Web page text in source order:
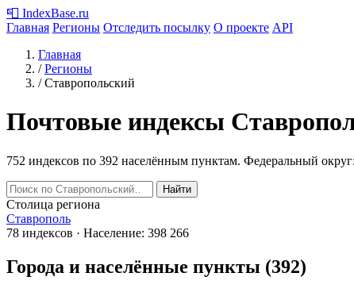
📮 IndexBase.ru
Главная Регионы Отследить посылку О проекте API
Главная
/ Регионы
/ Ставропольский
Почтовые индексы
752 индексов по 392 населённым пунктам. Федеральный
Найти
Столица региона
Ставрополь
78 индексов · Население: 398 266
Города и населённые пункты (392)